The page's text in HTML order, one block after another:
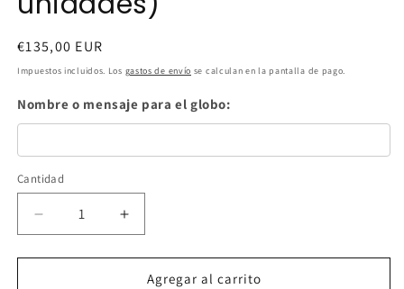
Precio
habitual
€135,00 EUR
Impuestos incluidos. Los gastos de envío se calculan en la pantalla de pago.
Nombre o mensaje para el globo:
Cantidad
Cantidad
Reducir
cantidad
para
Aumentar
cantidad
para
Centros
Agregar al carrito